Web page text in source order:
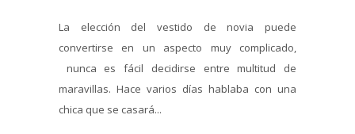
La elección del vestido de novia puede
convertirse en un aspecto muy complicado,
nunca es fácil decidirse entre multitud de
maravillas. Hace varios días hablaba con una
chica que se casará...